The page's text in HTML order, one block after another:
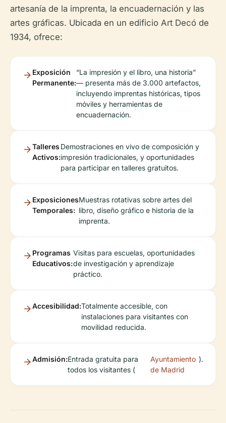
artesanía de la imprenta, la encuadernación y las
artes gráficas. Ubicada en un edificio Art Decó de
1934, ofrece:
Exposición
Permanente:
“La impresión y el libro, una historia”
— presenta más de 3.000 artefactos,
incluyendo imprentas históricas, tipos
móviles y herramientas de
encuadernación.
Talleres
Activos:
Demostraciones en vivo de composición y
impresión tradicionales, y oportunidades
para participar en talleres gratuitos.
Exposiciones
Temporales:
Muestras rotativas sobre artes del
libro, diseño gráfico e historia de la
imprenta.
Programas
Educativos:
Visitas para escuelas, oportunidades
de investigación y aprendizaje
práctico.
Accesibilidad:Totalmente accesible, con
instalaciones para visitantes con
movilidad reducida.
Admisión:Entrada gratuita para
todos los visitantes (
Ayuntamiento
de Madrid
).